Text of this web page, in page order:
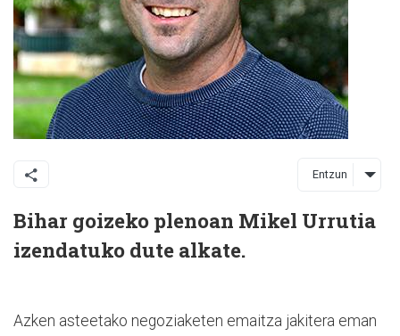
Entzun
Bihar goizeko plenoan Mikel Urrutia
izendatuko dute alkate.
Azken asteetako negoziaketen emaitza jakitera eman